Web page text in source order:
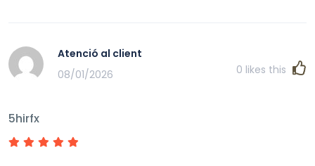
Atenció al client
08/01/2026
0 likes this
5hirfx